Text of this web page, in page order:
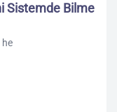
Sistemde Bilme
he